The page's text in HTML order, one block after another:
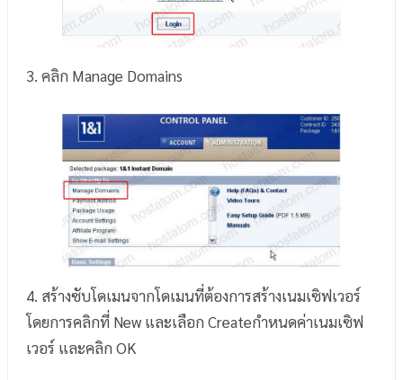
3. คลิก Manage Domains
4. สร้างซับโดเมนจากโดเมนที่ต้องการสร้างเนมเซิฟเวอร์
โดยการคลิกที่ New และเลือก Createกำหนดค่าเนมเซิฟ
เวอร์ และคลิก OK